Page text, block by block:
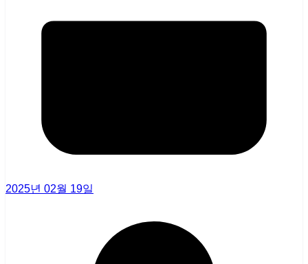
2025년 02월 19일